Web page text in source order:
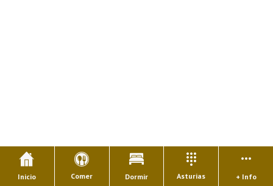
Inicio Comer Dormir Asturias + Info